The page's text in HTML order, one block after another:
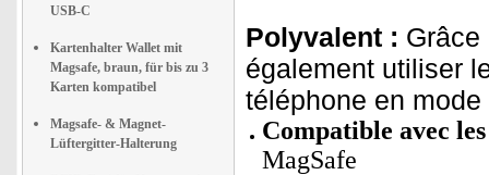
USB-C
Kartenhalter Wallet mit
Magsafe, braun, für bis zu 3
Karten kompatibel
Magsafe- & Magnet-
Lüftergitter-Halterung
Polyvalent :
également utiliser
téléphone en
Compatible avec
MagSafe